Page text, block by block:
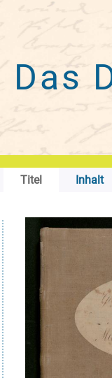
Das
Titel Inhalt